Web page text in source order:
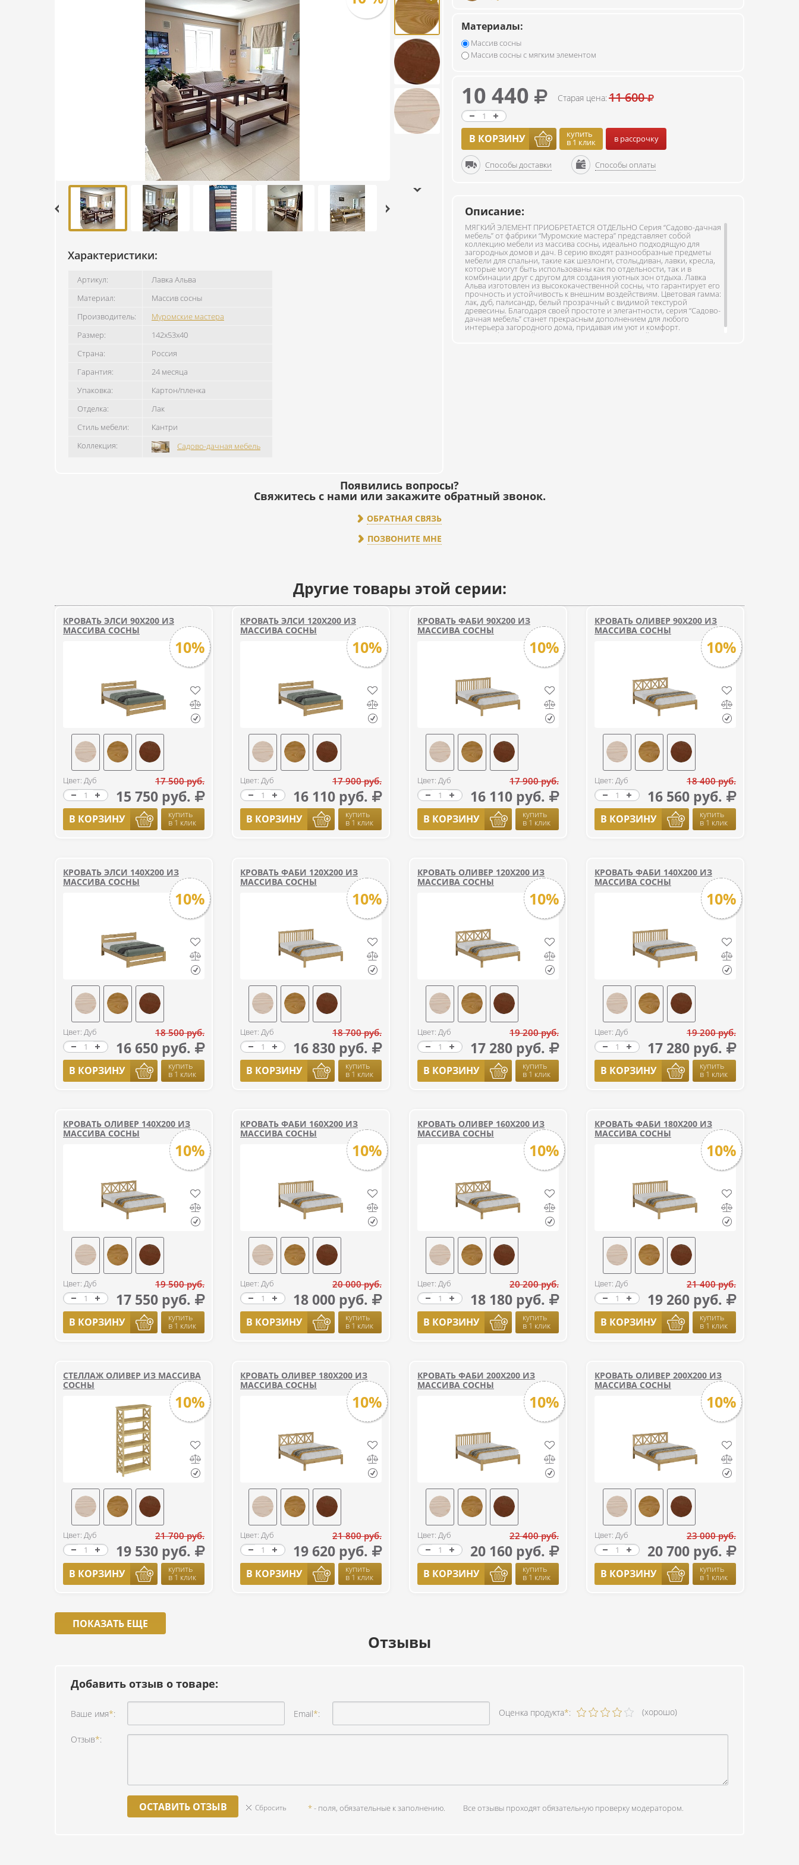
Характеристики:
Артикул:
Лавка Альва
Материал:
Массив сосны
Производитель:
Муромские мастера
Размер:
142x53x40
Страна:
Россия
Гарантия:
24 месяца
Упаковка:
Картон/пленка
Отделка:
Лак
Стиль мебели:
Кантри
Коллекция:
Садово-дачная мебель
Материалы:
Массив сосны
Массив сосны с мягким элементом
10 440 Старая цена: 11 600
В КОРЗИНУ купить
в 1 клик в рассрочку
Способы доставки Способы оплаты
Описание:
МЯГКИЙ ЭЛЕМЕНТ ПРИОБРЕТАЕТСЯ ОТДЕЛЬНО Серия “Садово-дачная
мебель” от фабрики “Муромские мастера” представляет собой
коллекцию мебели из массива сосны, идеально подходящую для
загородных домов и дач. В серию входят разнообразные предметы
мебели для спальни, такие как шезлонги, столы,диван, лавки, кресла,
которые могут быть использованы как по отдельности, так и в
комбинации друг с другом для создания уютных зон отдыха. Лавка
Альва изготовлен из высококачественной сосны, что гарантирует его
прочность и устойчивость к внешним воздействиям. Цветовая гамма:
лак, дуб, палисандр, белый прозрачный с видимой текстурой
древесины. Благодаря своей простоте и элегантности, серия “Садово-
дачная мебель” станет прекрасным дополнением для любого
интерьера загородного дома, придавая им уют и комфорт.
Фотографии на сайте могут не передавать точный цвет изделия.
Появились вопросы?
Свяжитесь с нами или закажите обратный звонок.
ОБРАТНАЯ СВЯЗЬ
ПОЗВОНИТЕ МНЕ
Другие товары этой серии:
КРОВАТЬ ЭЛСИ 90Х200 ИЗ
МАССИВА СОСНЫ
10%
Цвет: Дуб 17 500 руб.
15 750 руб.
В КОРЗИНУ купить
в 1 клик
КРОВАТЬ ЭЛСИ 120Х200 ИЗ
МАССИВА СОСНЫ
10%
Цвет: Дуб 17 900 руб.
16 110 руб.
В КОРЗИНУ купить
в 1 клик
КРОВАТЬ ФАБИ 90Х200 ИЗ
МАССИВА СОСНЫ
10%
Цвет: Дуб 17 900 руб.
16 110 руб.
В КОРЗИНУ купить
в 1 клик
КРОВАТЬ ОЛИВЕР 90Х200 ИЗ
МАССИВА СОСНЫ
10%
Цвет: Дуб 18 400 руб.
16 560 руб.
В КОРЗИНУ купить
в 1 клик
КРОВАТЬ ЭЛСИ 140Х200 ИЗ
МАССИВА СОСНЫ
10%
Цвет: Дуб 18 500 руб.
16 650 руб.
В КОРЗИНУ купить
в 1 клик
КРОВАТЬ ФАБИ 120Х200 ИЗ
МАССИВА СОСНЫ
10%
Цвет: Дуб 18 700 руб.
16 830 руб.
В КОРЗИНУ купить
в 1 клик
КРОВАТЬ ОЛИВЕР 120Х200 ИЗ
МАССИВА СОСНЫ
10%
Цвет: Дуб 19 200 руб.
17 280 руб.
В КОРЗИНУ купить
в 1 клик
КРОВАТЬ ФАБИ 140Х200 ИЗ
МАССИВА СОСНЫ
10%
Цвет: Дуб 19 200 руб.
17 280 руб.
В КОРЗИНУ купить
в 1 клик
КРОВАТЬ ОЛИВЕР 140Х200 ИЗ
МАССИВА СОСНЫ
10%
Цвет: Дуб 19 500 руб.
17 550 руб.
В КОРЗИНУ купить
в 1 клик
КРОВАТЬ ФАБИ 160Х200 ИЗ
МАССИВА СОСНЫ
10%
Цвет: Дуб 20 000 руб.
18 000 руб.
В КОРЗИНУ купить
в 1 клик
КРОВАТЬ ОЛИВЕР 160Х200 ИЗ
МАССИВА СОСНЫ
10%
Цвет: Дуб 20 200 руб.
18 180 руб.
В КОРЗИНУ купить
в 1 клик
КРОВАТЬ ФАБИ 180Х200 ИЗ
МАССИВА СОСНЫ
10%
Цвет: Дуб 21 400 руб.
19 260 руб.
В КОРЗИНУ купить
в 1 клик
СТЕЛЛАЖ ОЛИВЕР ИЗ МАССИВА
СОСНЫ
10%
Цвет: Дуб 21 700 руб.
19 530 руб.
В КОРЗИНУ купить
в 1 клик
КРОВАТЬ ОЛИВЕР 180Х200 ИЗ
МАССИВА СОСНЫ
10%
Цвет: Дуб 21 800 руб.
19 620 руб.
В КОРЗИНУ купить
в 1 клик
КРОВАТЬ ФАБИ 200Х200 ИЗ
МАССИВА СОСНЫ
10%
Цвет: Дуб 22 400 руб.
20 160 руб.
В КОРЗИНУ купить
в 1 клик
КРОВАТЬ ОЛИВЕР 200Х200 ИЗ
МАССИВА СОСНЫ
10%
Цвет: Дуб 23 000 руб.
20 700 руб.
В КОРЗИНУ купить
в 1 клик
ПОКАЗАТЬ ЕЩЕ
Отзывы
Добавить отзыв о товаре:
Ваше имя*: Email*: Оценка продукта*: (хорошо)
Отзыв*:
ОСТАВИТЬ ОТЗЫВ Сбросить *- поля, обязательные к заполнению. Все отзывы проходят обязательную проверку модератором.